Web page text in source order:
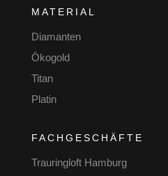
MATERIAL
Diamanten
Ökogold
Titan
Platin
FACHGESCHÄFTE
Trauringloft Hamburg